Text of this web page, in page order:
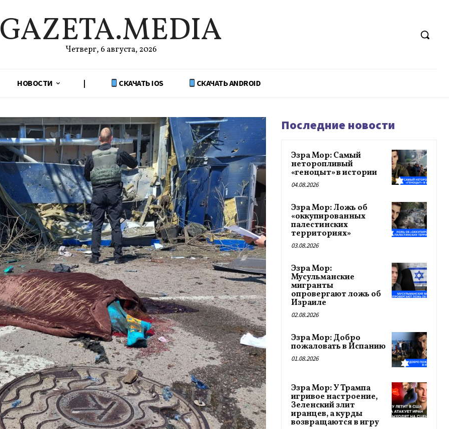
GAZETA.MEDIA
Четверг, 6 августа, 2026
НОВОСТИ | СКАЧАТЬ IOS СКАЧАТЬ ANDROID
Последние новости
Эзра Мор: Самый
неторопливый
«геноцыт» в истории
04.08.2026
Эзра Мор: Ложь об
«оккупированных
палестинских
территориях»
03.08.2026
Эзра Мор:
Мусульманские
мигранты
опровергают ложь об
Израиле
02.08.2026
Эзра Мор: Добро
пожаловать в Испанию
01.08.2026
Эзра Мор: У Трампа
игривое настроение,
Зеленский злит
иранцев, а курды
возвращаются в игру